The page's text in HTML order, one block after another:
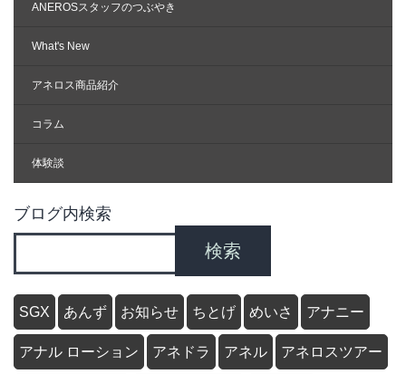
ANEROSスタッフのつぶやき
What's New
アネロス商品紹介
コラム
体験談
ブログ内検索
検索
SGX あんず お知らせ ちとげ めいさ アナニー
アナル ローション アネドラ アネル アネロスツアー